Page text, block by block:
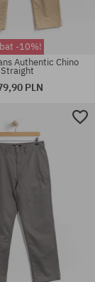
-10%!
Authentic Chino
Straight
PLN